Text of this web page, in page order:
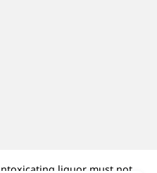
liquor must not